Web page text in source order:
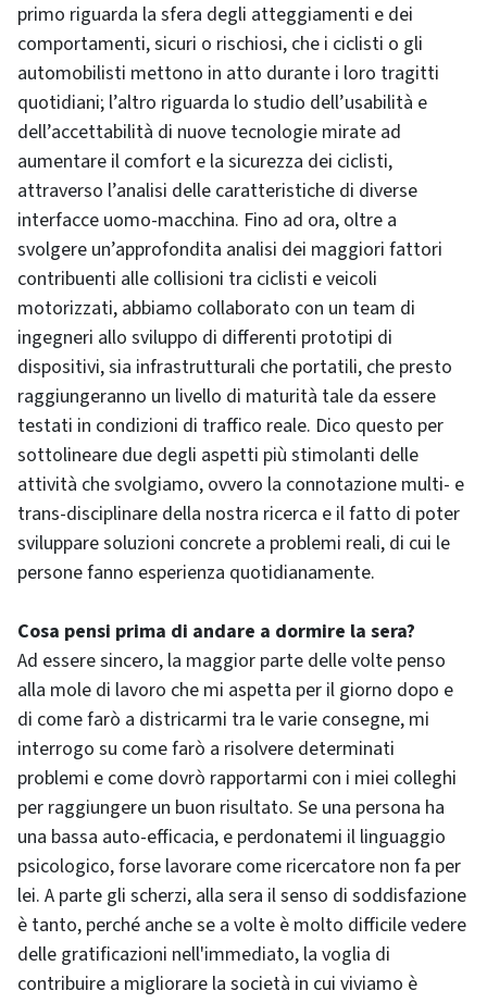
primo riguarda la sfera degli atteggiamenti e dei
comportamenti, sicuri o rischiosi, che i ciclisti o gli
automobilisti mettono in atto durante i loro tragitti
quotidiani; l’altro riguarda lo studio dell’usabilità e
dell’accettabilità di nuove tecnologie mirate ad
aumentare il comfort e la sicurezza dei ciclisti,
attraverso l’analisi delle caratteristiche di diverse
interfacce uomo-macchina. Fino ad ora, oltre a
svolgere un’approfondita analisi dei maggiori fattori
contribuenti alle collisioni tra ciclisti e veicoli
motorizzati, abbiamo collaborato con un team di
ingegneri allo sviluppo di differenti prototipi di
dispositivi, sia infrastrutturali che portatili, che presto
raggiungeranno un livello di maturità tale da essere
testati in condizioni di traffico reale. Dico questo per
sottolineare due degli aspetti più stimolanti delle
attività che svolgiamo, ovvero la connotazione multi- e
trans-disciplinare della nostra ricerca e il fatto di poter
sviluppare soluzioni concrete a problemi reali, di cui le
persone fanno esperienza quotidianamente.
Cosa pensi prima di andare a dormire la sera?
Ad essere sincero, la maggior parte delle volte penso
alla mole di lavoro che mi aspetta per il giorno dopo e
di come farò a districarmi tra le varie consegne, mi
interrogo su come farò a risolvere determinati
problemi e come dovrò rapportarmi con i miei colleghi
per raggiungere un buon risultato. Se una persona ha
una bassa auto-efficacia, e perdonatemi il linguaggio
psicologico, forse lavorare come ricercatore non fa per
lei. A parte gli scherzi, alla sera il senso di soddisfazione
è tanto, perché anche se a volte è molto difficile vedere
delle gratificazioni nell'immediato, la voglia di
contribuire a migliorare la società in cui viviamo è